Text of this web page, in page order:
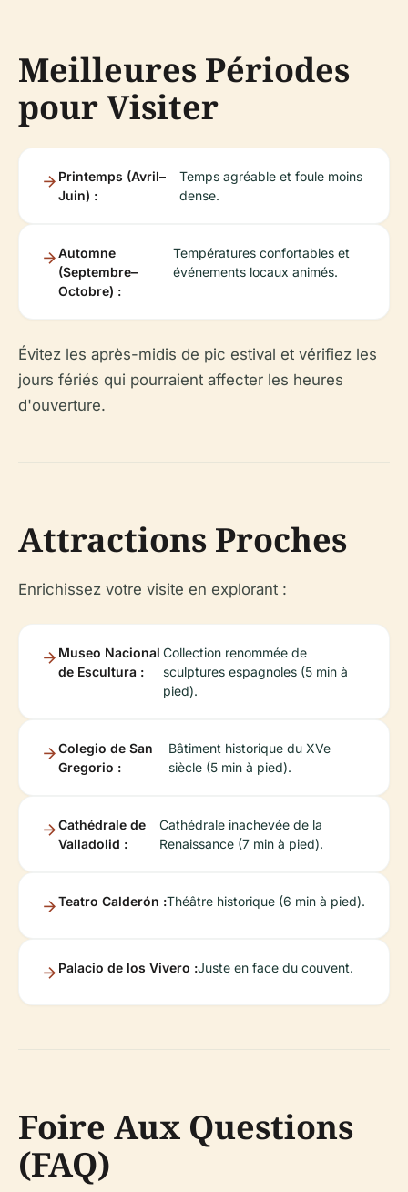
Meilleures Périodes
pour Visiter
Printemps (Avril–
Juin) :
Temps agréable et foule moins
dense.
Automne
(Septembre–
Octobre) :
Températures confortables et
événements locaux animés.
Évitez les après-midis de pic estival et vérifiez les
jours fériés qui pourraient affecter les heures
d'ouverture.
Attractions Proches
Enrichissez votre visite en explorant :
Museo Nacional
de Escultura :
Collection renommée de
sculptures espagnoles (5 min à
pied).
Colegio de San
Gregorio :
Bâtiment historique du XVe
siècle (5 min à pied).
Cathédrale de
Valladolid :
Cathédrale inachevée de la
Renaissance (7 min à pied).
Teatro Calderón :Théâtre historique (6 min à pied).
Palacio de los Vivero :Juste en face du couvent.
Foire Aux Questions
(FAQ)